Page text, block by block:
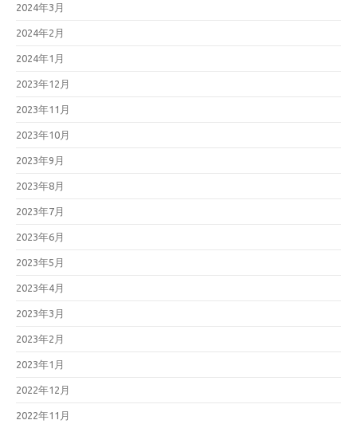
2024年3月
2024年2月
2024年1月
2023年12月
2023年11月
2023年10月
2023年9月
2023年8月
2023年7月
2023年6月
2023年5月
2023年4月
2023年3月
2023年2月
2023年1月
2022年12月
2022年11月